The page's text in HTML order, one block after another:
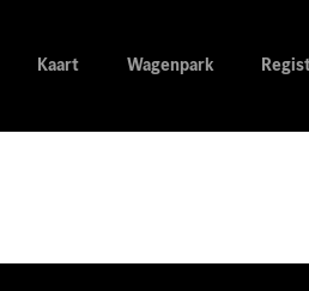
Kaart Wagenpark